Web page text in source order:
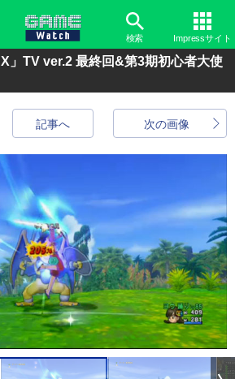
検索 Impressサイト
X」TV ver.2 最終回&第3期初心者大使
次の画像
記事へ